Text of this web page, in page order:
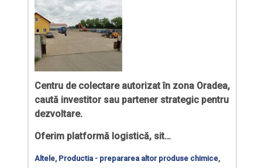
Centru de colectare autorizat în zona Oradea,
caută investitor sau partener strategic pentru
dezvoltare.
Oferim platformă logistică, sit…
Altele, Productia - prepararea altor produse chimice,